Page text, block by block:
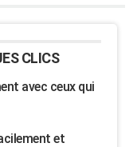
CLICS
avec ceux qui
et